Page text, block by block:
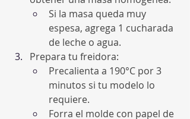
Si la masa queda muy
espesa, agrega 1 cucharada
de leche o agua.
Prepara tu freidora:
Precalienta a 190°C por 3
minutos si tu modelo lo
requiere.
Forra el molde con papel de